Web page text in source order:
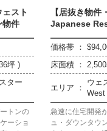
ェスト
物件
坪 )
ター
トンの
ーショ
【居抜き物
Japanese
価格帯 ：
床面積 ：
エリア ：
ウェ
West
急速に住宅開発
ュ・ダウンタウ